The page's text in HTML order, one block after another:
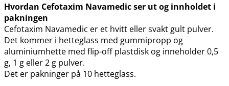
Hvordan Cefotaxim Navamedic ser ut og innholdet i
pakningen
Cefotaxim Navamedic er et hvitt eller svakt gult pulver.
Det kommer i hetteglass med gummipropp og
aluminiumhette med flip-off plastdisk og inneholder 0,5
g, 1 g eller 2 g pulver.
Det er pakninger på 10 hetteglass.